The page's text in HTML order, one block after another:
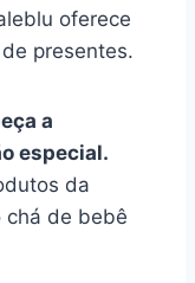
oferece
presentes.
a
especial.
da
chá de bebê